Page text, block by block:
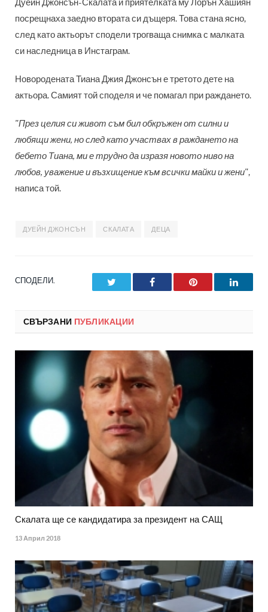
Дуейн Джонсън-Скалата и приятелката му Лорън Хашиян
посрещнаха заедно втората си дъщеря. Това стана ясно,
след като актьорът сподели трогваща снимка с малката
си наследница в Инстаграм.
Новородената Тиана Джия Джонсън е третото дете на
актьора. Самият той споделя и че помагал при раждането.
"През целия си живот съм бил обкръжен от силни и
любящи жени, но след като участвах в раждането на
бебето Тиана, ми е трудно да изразя новото ниво на
любов, уважение и възхищение към всички майки и жени",
написа той.
ДУЕЙН ДЖОНСЪН СКАЛАТА ДЕЦА
СПОДЕЛИ. Facebook Pinterest
СВЪРЗАНИ ПУБЛИКАЦИИ
Скалата ще се кандидатира за президент на САЩ
13 Април 2018